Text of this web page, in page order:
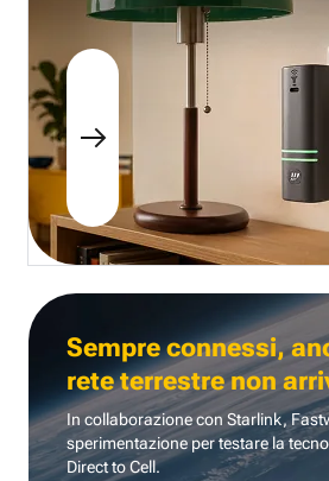
Sempre connessi,
rete terrestre non
In collaborazione con Starlink,
sperimentazione per testare la
Direct to Cell.